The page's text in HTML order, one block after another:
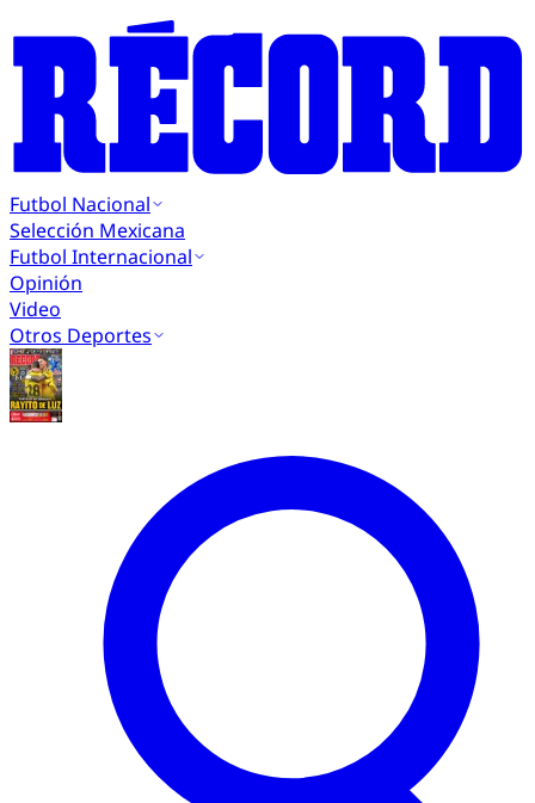
Futbol Nacional
Selección Mexicana
Futbol Internacional
Opinión
Video
Otros Deportes